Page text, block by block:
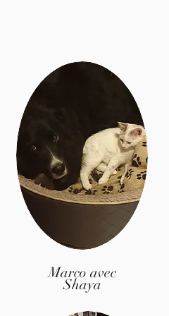
Marco avec
Shaya